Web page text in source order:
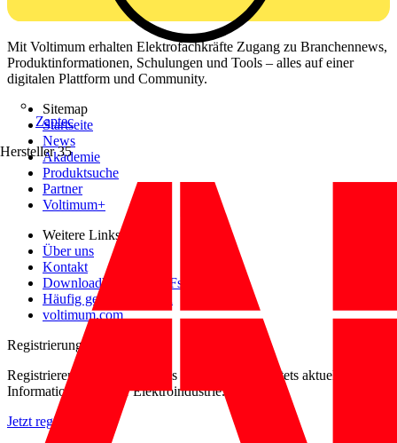
Zaptec
Hersteller 35
Mit Voltimum erhalten Elektrofachkräfte Zugang zu Branchennews,
Produktinformationen, Schulungen und Tools – alles auf einer
digitalen Plattform und Community.
Sitemap
Startseite
News
Akademie
Produktsuche
Partner
Voltimum+
Weitere Links
Über uns
Kontakt
Downloadbereich (PDFs)
Häufig gestellte Fragen
voltimum.com
Registrierung
Registrieren Sie sich kostenlos und erhalten Sie stets aktuelle
Informationen aus der Elektroindustrie.
Jetzt registrieren